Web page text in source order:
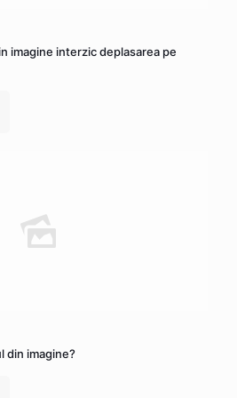
imagine interzic deplasarea pe
din imagine?